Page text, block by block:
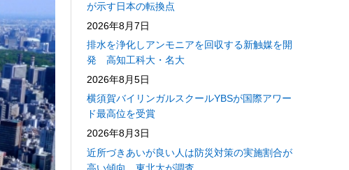
が示す日本の転換点
2026年8月7日
排水を浄化しアンモニアを回収する新触媒を開
発 高知工科大・名大
2026年8月5日
横須賀バイリンガルスクールYBSが国際アワー
ド最高位を受賞
2026年8月3日
近所づきあいが良い人は防災対策の実施割合が
高い傾向 東北大が調査